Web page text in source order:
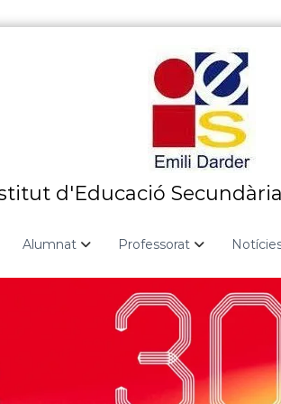
d'Educació
Alumnat Professorat